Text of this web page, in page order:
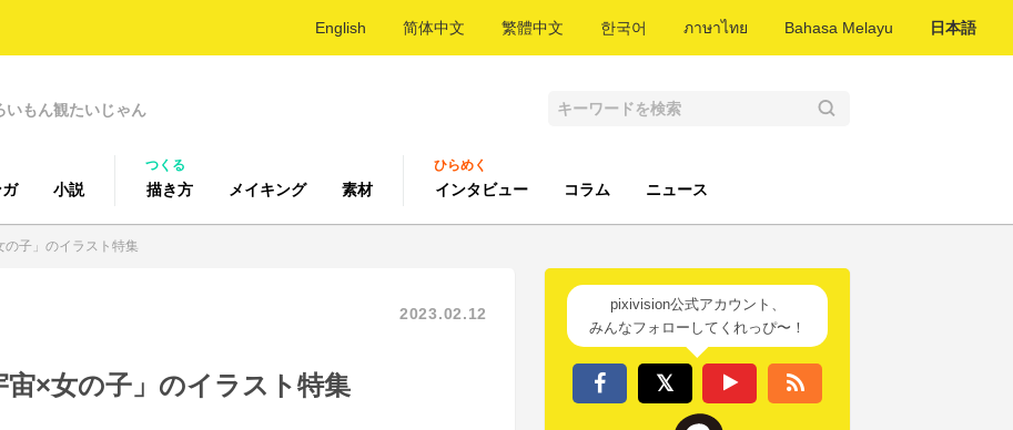
English 简体中文 繁體中文 한국어 ภาษาไทย Bahasa Melayu 日本語
いもん観たいじゃん
小説
つくる
描き方 メイキング 素材
ひらめく
インタビュー コラム ニュース
子」のイラスト特集
2023.02.12
×女の子」のイラスト特集
pixivision公式アカウント、
みんなフォローしてくれっぴ〜！